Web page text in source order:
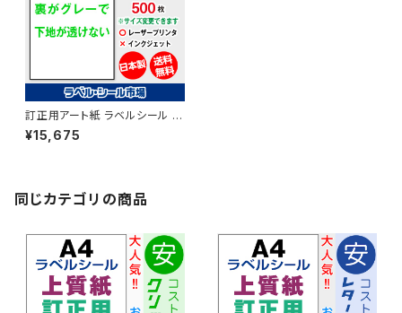
訂正用アート紙 ラベルシール レ
ーザープリンター専用 A4カット
無し シール 用紙 500枚 T1Y1B
¥15,675
同じカテゴリの商品